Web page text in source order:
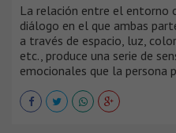
La relación entre el entorno
diálogo en el que ambas
a través de espacio, luz,
etc., produce una serie de
emocionales que la persona